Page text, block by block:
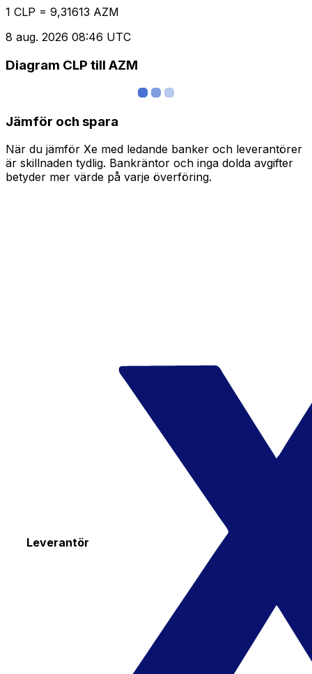
1 CLP = 9,31613 AZM
8 aug. 2026 08:46 UTC
Diagram CLP till AZM
Jämför och spara
När du jämför Xe med ledande banker och leverantörer
är skillnaden tydlig. Bankräntor och inga dolda avgifter
betyder mer värde på varje överföring.
Leverantör